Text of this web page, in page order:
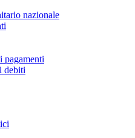
nazionale
pagamenti
debiti